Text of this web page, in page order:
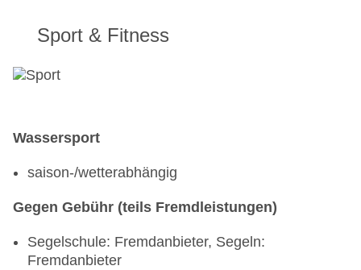
Sport & Fitness
Wassersport
saison-/wetterabhängig
Gegen Gebühr (teils Fremdleistungen)
Segelschule: Fremdanbieter, Segeln:
Fremdanbieter